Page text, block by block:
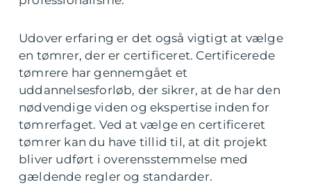
Udover erfaring er det også vigtigt at vælge
en tømrer, der er certificeret. Certificerede
tømrere har gennemgået et
uddannelsesforløb, der sikrer, at de har den
nødvendige viden og ekspertise inden for
tømrerfaget. Ved at vælge en certificeret
tømrer kan du have tillid til, at dit projekt
bliver udført i overensstemmelse med
gældende regler og standarder.